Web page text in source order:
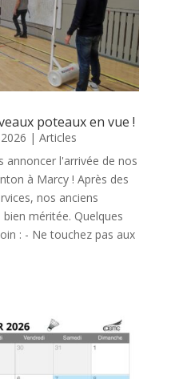
poteaux en vue !
| Articles
annoncer l'arrivée de nos
à Marcy ! Après des
nos anciens
méritée. Quelques
: - Ne touchez pas aux